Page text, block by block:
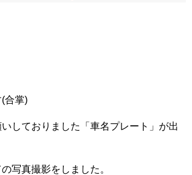
合掌)
しておりました「車名プレート」が出
写真撮影をしました。